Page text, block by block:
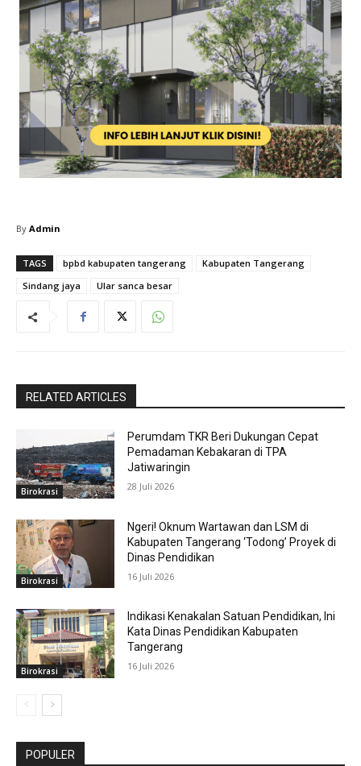
By Admin
TAGS bpbd kabupaten tangerang
Kabupaten Tangerang
Sindang jaya
Ular sanca besar
RELATED ARTICLES
Birokrasi
Perumdam TKR Beri Dukungan Cepat
Pemadaman Kebakaran di TPA
Jatiwaringin
28 Juli 2026
Birokrasi
Ngeri! Oknum Wartawan dan LSM di
Kabupaten Tangerang ‘Todong’ Proyek di
Dinas Pendidikan
16 Juli 2026
Birokrasi
Indikasi Kenakalan Satuan Pendidikan, Ini
Kata Dinas Pendidikan Kabupaten
Tangerang
16 Juli 2026
POPULER